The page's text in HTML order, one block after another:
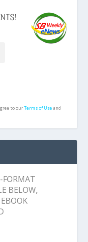
to ourTerms of Useand
FORMAT
BELOW,